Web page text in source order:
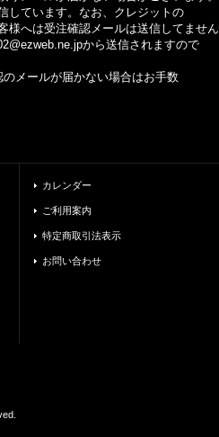
ています。なお、クレジットの
へは受注確認メールは送信してません
から送信されますので
メールが届かない場合はお手数
カレンダー
ご利用案内
特定商取引法表示
お問い合わせ